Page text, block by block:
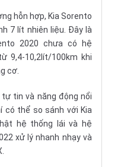
hỗn hợp, Kia Sorento
7 lít nhiên liệu. Đây là
2020 chưa có hệ
9,4-10,2lít/100km khi
cơ.
tin và năng động nổi
có thể so sánh với Kia
hệ thống lái và hệ
xử lý nhanh nhạy và